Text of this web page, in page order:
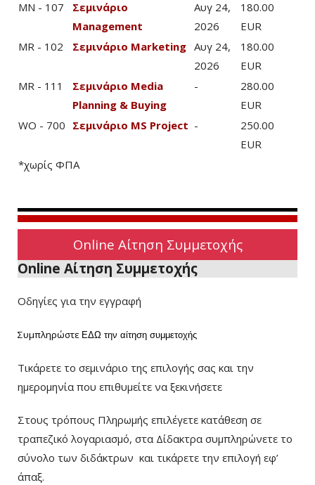
MN - 107
Σεμινάριο
Management
Αυγ 24,
2026
180.00
EUR
MR - 102
Σεμινάριο Marketing Αυγ 24,
2026
180.00
EUR
MR - 111
Σεμινάριο Media
Planning & Buying
-
280.00
EUR
WO - 700 Σεμινάριο MS Project -
250.00
EUR
*χωρίς ΦΠΑ
Online Αίτηση Συμμετοχής
Online Αίτηση Συμμετοχής
Οδηγίες για την εγγραφή
Συμπληρώστε ΕΔΩ την αίτηση συμμετοχής
Τικάρετε το σεμινάριο της επιλογής σας και την
ημερομηνία που επιθυμείτε να ξεκινήσετε
Στους τρόπους Πληρωμής επιλέγετε κατάθεση σε
τραπεζικό λογαριασμό, στα Δίδακτρα συμπληρώνετε το
σύνολο των διδάκτρων και τικάρετε την επιλογή εφ’
άπαξ.